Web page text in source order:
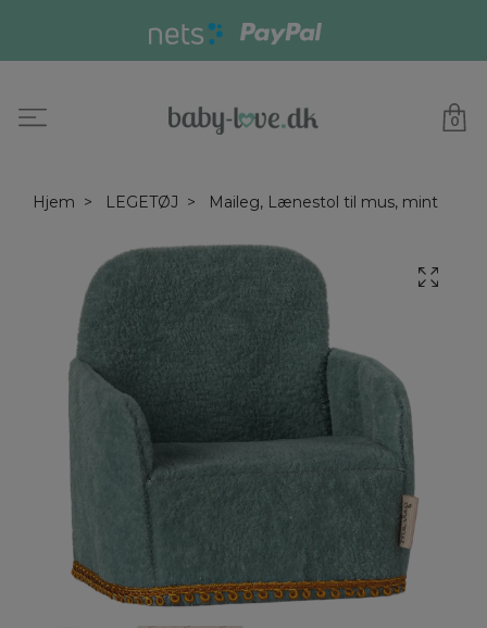
0
Hjem LEGETØJ Maileg, Lænestol til mus, mint